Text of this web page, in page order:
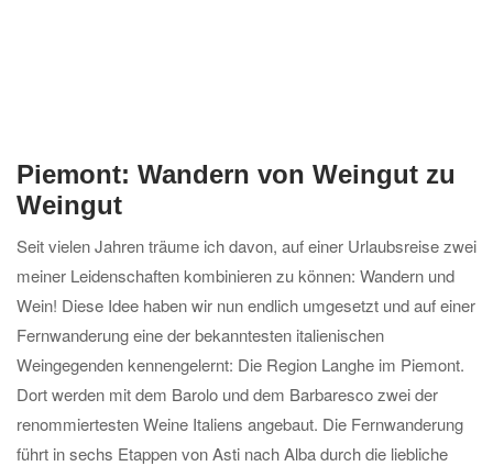
Piemont: Wandern von Weingut zu
Weingut
Seit vielen Jahren träume ich davon, auf einer Urlaubsreise zwei
meiner Leidenschaften kombinieren zu können: Wandern und
Wein! Diese Idee haben wir nun endlich umgesetzt und auf einer
Fernwanderung eine der bekanntesten italienischen
Weingegenden kennengelernt: Die Region Langhe im Piemont.
Dort werden mit dem Barolo und dem Barbaresco zwei der
renommiertesten Weine Italiens angebaut. Die Fernwanderung
führt in sechs Etappen von Asti nach Alba durch die liebliche